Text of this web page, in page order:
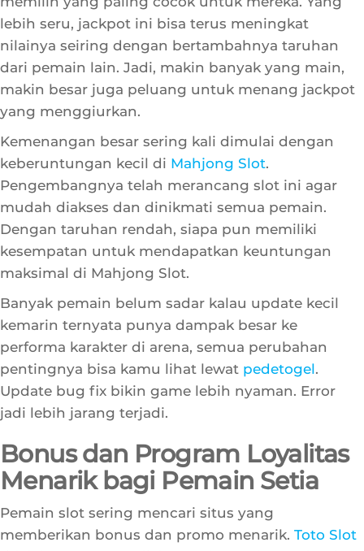
itu, setiap jenis jackpot ini biasanya memiliki cara
menang yang berbeda-beda, jadi pemain bisa
memilih yang paling cocok untuk mereka. Yang
lebih seru, jackpot ini bisa terus meningkat
nilainya seiring dengan bertambahnya taruhan
dari pemain lain. Jadi, makin banyak yang main,
makin besar juga peluang untuk menang jackpot
yang menggiurkan.
Kemenangan besar sering kali dimulai dengan
keberuntungan kecil diMahjong Slot
Pengembangnya telah merancang slot ini agar
mudah diakses dan dinikmati semua pemain.
Dengan taruhan rendah, siapa pun memiliki
kesempatan untuk mendapatkan keuntungan
maksimal di Mahjong Slot.
Banyak pemain belum sadar kalau update kecil
kemarin ternyata punya dampak besar ke
performa karakter di arena, semua perubahan
pentingnya bisa kamu lihat lewat
Update bug fix bikin game lebih nyaman. Error
jadi lebih jarang terjadi.
Bonus dan Program Loyalitas
Menarik bagi Pemain Setia